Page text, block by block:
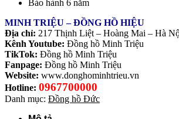
Bảo hành 6 năm
MINH TRIỆU – ĐỒNG HỒ HIỆU
Địa chỉ: 217 Thịnh Liệt – Hoàng Mai – Hà
Kênh Youtube: Đồng hồ Minh Triệu
TikTok: Đồng hồ Minh Triệu
Fanpage: Đồng hồ Minh Triệu
Website: www.donghominhtrieu.vn
Hotline: 0967700000
Danh mục: Đồng hồ Đức